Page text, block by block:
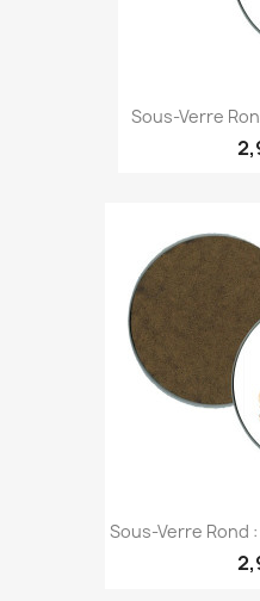
Sous-Verre
Sous-Verre Rond